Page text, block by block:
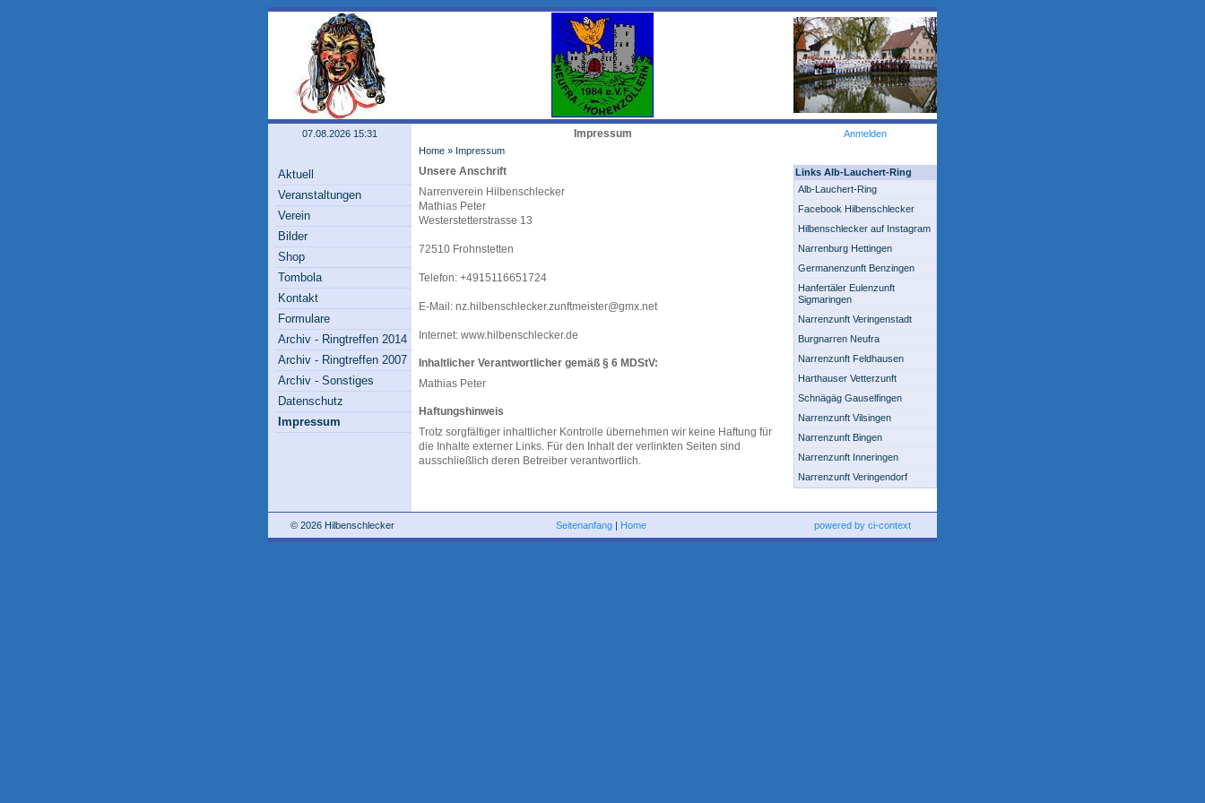
07.08.2026 15:31 Impressum Anmelden
Aktuell
Veranstaltungen
Verein
Bilder
Shop
Tombola
Kontakt
Formulare
Archiv - Ringtreffen 2014
Archiv - Ringtreffen 2007
Archiv - Sonstiges
Datenschutz
Impressum
Home » Impressum
Unsere Anschrift
Narrenverein Hilbenschlecker
Mathias Peter
Westerstetterstrasse 13
72510 Frohnstetten
Telefon: +4915116651724
E-Mail: nz.hilbenschlecker.zunftmeister@gmx.net
Internet: www.hilbenschlecker.de
Inhaltlicher Verantwortlicher gemäß § 6 MDStV:
Mathias Peter
Haftungshinweis
Trotz sorgfältiger inhaltlicher Kontrolle übernehmen wir keine Haftung für
die Inhalte externer Links. Für den Inhalt der verlinkten Seiten sind
ausschließlich deren Betreiber verantwortlich.
Links Alb-Lauchert-Ring
Alb-Lauchert-Ring
Facebook Hilbenschlecker
Hilbenschlecker auf Instagram
Narrenburg Hettingen
Germanenzunft Benzingen
Hanfertäler Eulenzunft
Sigmaringen
Narrenzunft Veringenstadt
Burgnarren Neufra
Narrenzunft Feldhausen
Harthauser Vetterzunft
Schnägäg Gauselfingen
Narrenzunft Vilsingen
Narrenzunft Bingen
Narrenzunft Inneringen
Narrenzunft Veringendorf
© 2026 Hilbenschlecker Seitenanfang | Home powered by ci-context